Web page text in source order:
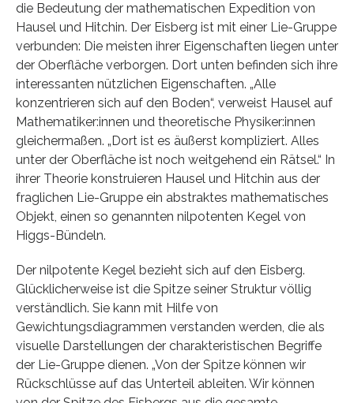
die Bedeutung der mathematischen Expedition von
Hausel und Hitchin. Der Eisberg ist mit einer Lie-Gruppe
verbunden: Die meisten ihrer Eigenschaften liegen unter
der Oberfläche verborgen. Dort unten befinden sich ihre
interessanten nützlichen Eigenschaften. „Alle
konzentrieren sich auf den Boden“, verweist Hausel auf
Mathematiker:innen und theoretische Physiker:innen
gleichermaßen. „Dort ist es äußerst kompliziert. Alles
unter der Oberfläche ist noch weitgehend ein Rätsel.“ In
ihrer Theorie konstruieren Hausel und Hitchin aus der
fraglichen Lie-Gruppe ein abstraktes mathematisches
Objekt, einen so genannten nilpotenten Kegel von
Higgs-Bündeln.
Der nilpotente Kegel bezieht sich auf den Eisberg.
Glücklicherweise ist die Spitze seiner Struktur völlig
verständlich. Sie kann mit Hilfe von
Gewichtungsdiagrammen verstanden werden, die als
visuelle Darstellungen der charakteristischen Begriffe
der Lie-Gruppe dienen. „Von der Spitze können wir
Rückschlüsse auf das Unterteil ableiten. Wir können